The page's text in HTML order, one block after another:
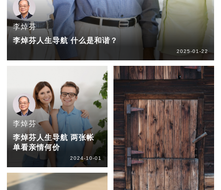
李焯芬
李焯芬人生导航 什么是和谐？
2025-01-22
李焯芬
李焯芬人生导航 两张帐
单看亲情何价
2024-10-01